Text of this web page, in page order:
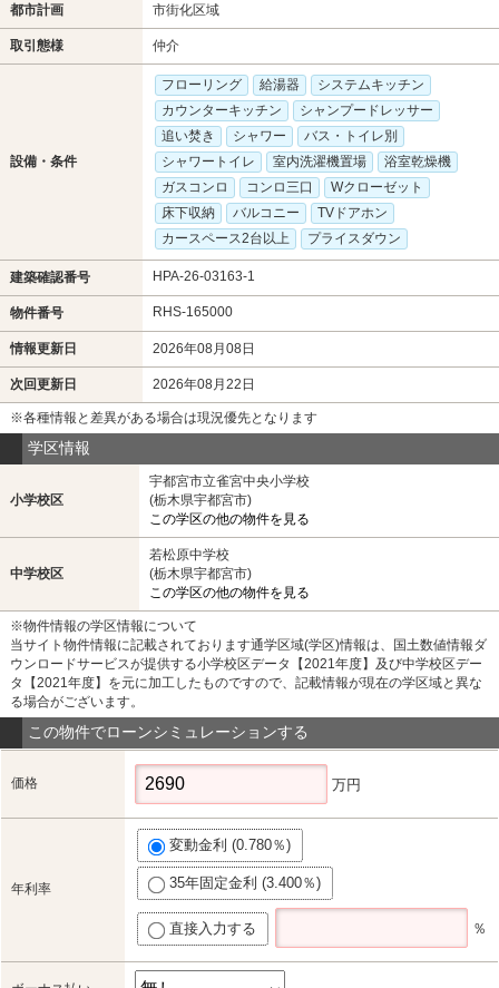
都市計画 市街化区域
取引態様 仲介
設備・条件
フローリング 給湯器
システムキッチン
カウンターキッチン
シャンプードレッサー
追い焚き
シャワー
バス・トイレ別
シャワートイレ
室内洗濯機置場
浴室乾燥機
ガスコンロ
コンロ三口
Wクローゼット
床下収納
バルコニー
TVドアホン
カースペース2台以上
プライスダウン
建築確認番号 HPA-26-03163-1
物件番号 RHS-165000
情報更新日 2026年08月08日
次回更新日 2026年08月22日
※各種情報と差異がある場合は現況優先となります
学区情報
小学校区
宇都宮市立雀宮中央小学校
(栃木県宇都宮市)
この学区の他の物件を見る
中学校区
若松原中学校
(栃木県宇都宮市)
この学区の他の物件を見る
※物件情報の学区情報について
当サイト物件情報に記載されております通学区域(学区)情報は、国土数値情報ダ
ウンロードサービスが提供する小学校区データ【2021年度】及び中学校区デー
タ【2021年度】を元に加工したものですので、記載情報が現在の学区域と異な
る場合がございます。
この物件でローンシミュレーションする
価格 万円
年利率
変動金利 (0.780％)
35年固定金利 (3.400％)
直接入力する ％